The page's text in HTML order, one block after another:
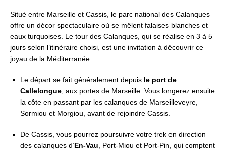
Situé entre Marseille et Cassis, le parc national des Calanques
offre un décor spectaculaire où se mêlent falaises blanches et
eaux turquoises. Le tour des Calanques, qui se réalise en 3 à 5
jours selon l’itinéraire choisi, est une invitation à découvrir ce
joyau de la Méditerranée.
Le départ se fait généralement depuis le port de
Callelongue , aux portes de Marseille. Vous longerez ensuite
la côte en passant par les calanques de Marseilleveyre,
Sormiou et Morgiou, avant de rejoindre Cassis.
De Cassis, vous pourrez poursuivre votre trek en direction
des calanques d’En-Vau , Port-Miou et Port-Pin, qui comptent